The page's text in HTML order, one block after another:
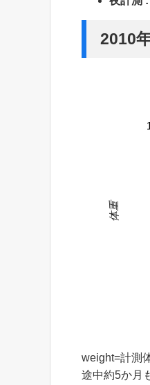
2010
体重
weight=計測
途中約5か月